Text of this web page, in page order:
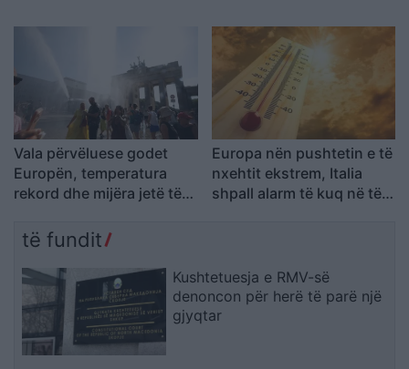
kufizimet ndaj gazetarëve
udhëtimin e fundit (FOTO)
Vala përvëluese godet
Europën, temperatura
rekord dhe mijëra jetë të
Europa nën pushtetin e të
nxehtit ekstrem, Italia
shpall alarm të kuq në të
të fundit
Kushtetuesja e RMV-së
denoncon për herë të parë një
gjyqtar